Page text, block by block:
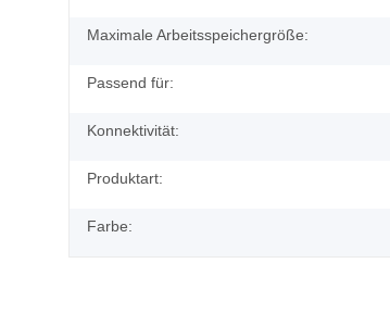
Maximale Arbeitsspeichergröße:
Passend für:
Konnektivität:
Produktart:
Farbe: